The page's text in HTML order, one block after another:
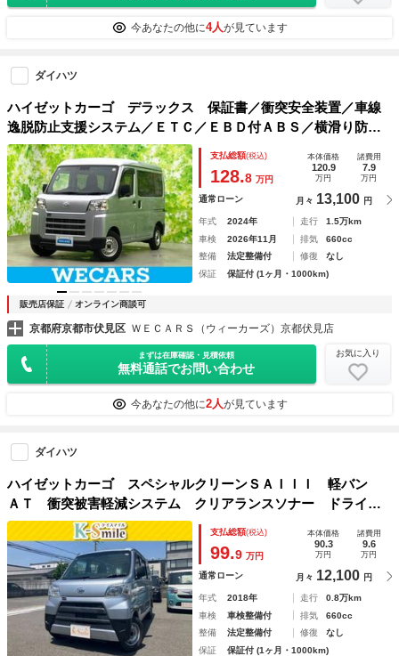
今あなたの他に4人が見ています
ダイハツ
ハイゼットカーゴ デラックス 保証書／衝突安全装置／車線
逸脱防止支援システム／ＥＴＣ／ＥＢＤ付ＡＢＳ／横滑り防止
装置／アイドリングストップ／エアバッグ 運転席／エアバッ
グ 助手席／パワーウインドウ／キーレスエントリー
支払総額(税込)
128.8 万円
本体価格
120.9
万円
諸費用
7.9
万円
通常ローン 月々 13,100 円
年式 2024年 走行
1.5万km
車検
2026年11月 排気
660cc
整備
法定整備付 修復
なし
保証
保証付 (1ヶ月・1000km)
販売店保証 オンライン商談可
京都府京都市伏見区 ＷＥＣＡＲＳ（ウィーカーズ）京都伏見店
まずは在庫確認・見積依頼
無料通話でお問い合わせ
お気に入り
今あなたの他に2人が見ています
ダイハツ
ハイゼットカーゴ スペシャルクリーンＳＡＩＩＩ 軽バン
ＡＴ 衝突被害軽減システム クリアランスソナー ドライブ
レコーダー ＴＶ 両側スライドドア アイドリングストッ
プ オートマチックハイビーム ＥＳＣ エアコン パワース
テアリング
支払総額(税込)
99.9 万円
本体価格
90.3
万円
諸費用
9.6
万円
通常ローン 月々 12,100 円
年式 2018年 走行
0.8万km
車検
車検整備付 排気
660cc
整備
法定整備付 修復
なし
保証
保証付 (1ヶ月・1000km)